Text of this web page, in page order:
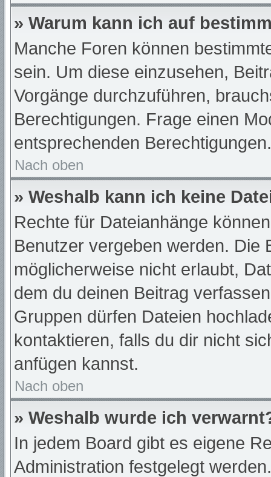
» Warum kann ich auf
Manche Foren können
sein. Um diese einzusehen,
Vorgänge durchzuführen,
Berechtigungen. Frage einen
entsprechenden Berechtigungen.
Nach oben
» Weshalb kann ich keine
Rechte für Dateianhänge
Benutzer vergeben werden. Die
möglicherweise nicht erlaubt,
dem du deinen Beitrag
Gruppen dürfen Dateien
kontaktieren, falls du dir nicht
anfügen kannst.
Nach oben
» Weshalb wurde ich
In jedem Board gibt es eigene
Administration festgelegt